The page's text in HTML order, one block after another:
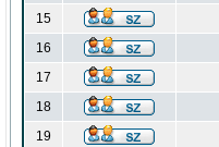
15
16
17
18
19